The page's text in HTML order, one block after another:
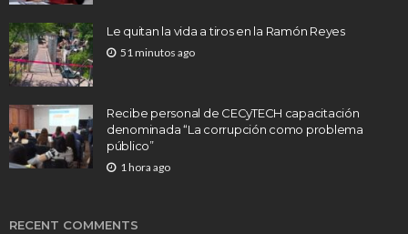
Le quitan la vida a tiros en la Ramón Reyes
51 minutos ago
Recibe personal de CECyTECH capacitación
denominada “La corrupción como problema
público”
1 hora ago
RECENT COMMENTS